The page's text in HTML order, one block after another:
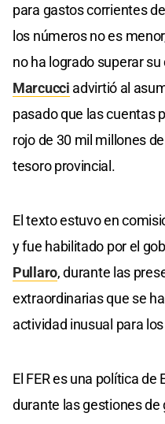
para gastos corrientes
los números no es
no ha logrado superar
Marcucci advirtió al
pasado que las cuentas
rojo de 30 mil millones
tesoro provincial.
El texto estuvo en
y fue habilitado por el
Pullaro, durante las
extraordinarias que se
actividad inusual para
El FER es una política
durante las gestiones